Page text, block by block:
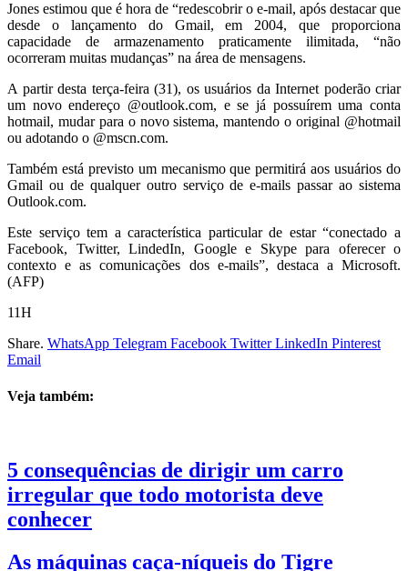
Jones estimou que é hora de “redescobrir o e-mail, após destacar que
desde o lançamento do Gmail, em 2004, que proporciona
capacidade de armazenamento praticamente ilimitada, “não
ocorreram muitas mudanças” na área de mensagens.
A partir desta terça-feira (31), os usuários da Internet poderão criar
um novo endereço @outlook.com, e se já possuírem uma conta
hotmail, mudar para o novo sistema, mantendo o original @hotmail
ou adotando o @mscn.com.
Também está previsto um mecanismo que permitirá aos usuários do
Gmail ou de qualquer outro serviço de e-mails passar ao sistema
Outlook.com.
Este serviço tem a característica particular de estar “conectado a
Facebook, Twitter, LindedIn, Google e Skype para oferecer o
contexto e as comunicações dos e-mails”, destaca a Microsoft.
(AFP)
11H
Share. WhatsApp Telegram Facebook Twitter LinkedIn Pinterest
Email
Veja também:
5 consequências de dirigir um carro
irregular que todo motorista deve
conhecer
As máquinas caça-níqueis do Tigre